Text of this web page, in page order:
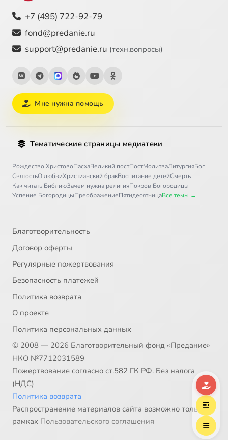
+7 (495) 722-92-79
fond@predanie.ru
support@predanie.ru (техн.вопросы)
Мне нужна помощь
Тематические страницы медиатеки
Рождество ХристовоПасхаВеликий постПостМолитваЛитургияБог
СвятостьО любвиХристианский бракВоспитание детейСмерть
Как читать БиблиюЗачем нужна религияПокров Богородицы
Успение БогородицыПреображениеПятидесятницаВсе темы →
Благотворительность
Договор оферты
Регулярные пожертвования
Безопасность платежей
Политика возврата
О проекте
Политика персональных данных
© 2008 — 2026 Благотворительный фонд «Предание»
НКО №7712031589
Пожертвование согласно ст.582 ГК РФ. Без налога
(НДС)
Политика возврата
Распространение материалов сайта возможно только в
рамках Пользовательского соглашения